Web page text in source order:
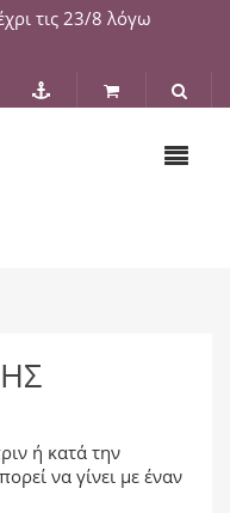
τις 23/8 λόγω
ή κατά την
να γίνει με έναν